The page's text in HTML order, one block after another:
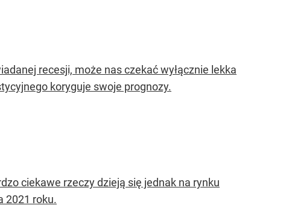
recesji, może nas czekać wyłącznie lekka
koryguje swoje prognozy.
ciekawe rzeczy dzieją się jednak na rynku
2021 roku.